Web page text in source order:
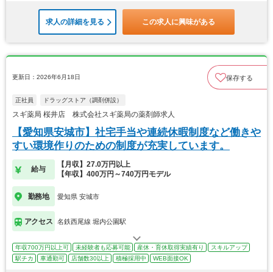
求人の詳細を見る この求人に興味がある
更新日：2026年6月18日 保存する
正社員 ドラッグストア（調剤併設）
スギ薬局 桜井店 株式会社スギ薬局の薬剤師求人
【愛知県安城市】社宅手当や連続休暇制度など働きや
すい環境作りのための制度が充実しています。
給与
【月収】27.0万円以上
【年収】400万円～740万円モデル
勤務地 愛知県 安城市
アクセス 名鉄西尾線 堀内公園駅
年収700万円以上可 未経験者も応募可能 産休・育休取得実績有り
スキルアップ
駅チカ
車通勤可 店舗数30以上 積極採用中 WEB面接OK